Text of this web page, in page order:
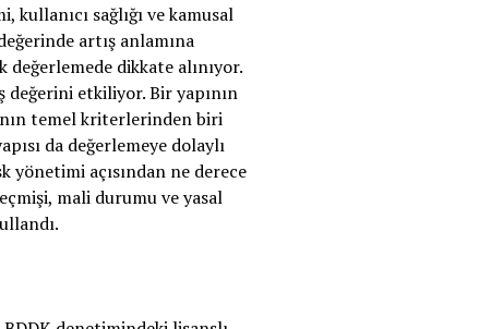
sağlığı ve kamusal
artış anlamına
dikkate alınıyor.
etkiliyor. Bir yapının
temel kriterlerinden biri
da değerlemeye dolaylı
yönetimi açısından ne derece
mali durumu ve yasal